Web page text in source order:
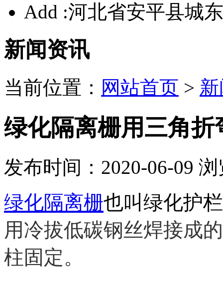
Add :河北省安平县城
新闻资讯
当前位置： 网站首页 >
绿化隔离栅用三角折
发布时间：2020-06-09 浏
绿化隔离栅也叫绿化护
用冷拔低碳钢丝焊接成
柱固定。